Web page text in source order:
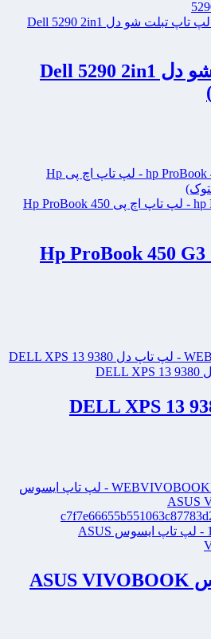
لپ تاپ تبلت شو دل Dell 5290 2in1
لپ تاپ اچ پی Hp ProBook 450 G3
لپ تاپ ایسوس ASUS VIVOBOOK